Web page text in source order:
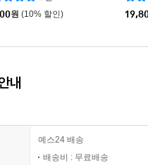
원 (10% 할인)
내
예스24 배송
배송비 : 무료배송